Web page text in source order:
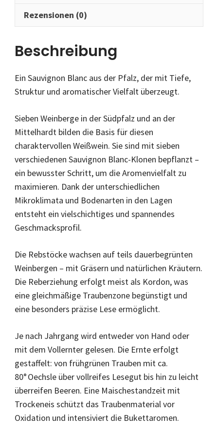
Rezensionen (0)
Beschreibung
Ein Sauvignon Blanc aus der Pfalz, der mit Tiefe,
Struktur und aromatischer Vielfalt überzeugt.
Sieben Weinberge in der Südpfalz und an der
Mittelhardt bilden die Basis für diesen
charaktervollen Weißwein. Sie sind mit sieben
verschiedenen Sauvignon Blanc-Klonen bepflanzt –
ein bewusster Schritt, um die Aromenvielfalt zu
maximieren. Dank der unterschiedlichen
Mikroklimata und Bodenarten in den Lagen
entsteht ein vielschichtiges und spannendes
Geschmacksprofil.
Die Rebstöcke wachsen auf teils dauerbegrünten
Weinbergen – mit Gräsern und natürlichen Kräutern.
Die Reberziehung erfolgt meist als Kordon, was
eine gleichmäßige Traubenzone begünstigt und
eine besonders präzise Lese ermöglicht.
Je nach Jahrgang wird entweder von Hand oder
mit dem Vollernter gelesen. Die Ernte erfolgt
gestaffelt: von frühgrünen Trauben mit ca.
80° Oechsle über vollreifes Lesegut bis hin zu leicht
überreifen Beeren. Eine Maischestandzeit mit
Trockeneis schützt das Traubenmaterial vor
Oxidation und intensiviert die Bukettaromen.